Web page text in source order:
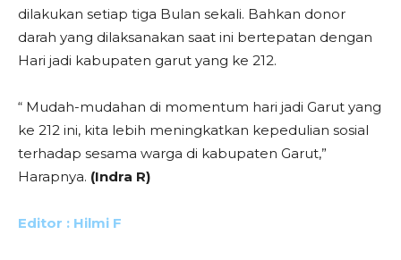
dilakukan setiap tiga Bulan sekali. Bahkan donor
darah yang dilaksanakan saat ini bertepatan dengan
Hari jadi kabupaten garut yang ke 212.
“ Mudah-mudahan di momentum hari jadi Garut yang
ke 212 ini, kita lebih meningkatkan kepedulian sosial
terhadap sesama warga di kabupaten Garut,”
Harapnya. (Indra R)
Editor : Hilmi F